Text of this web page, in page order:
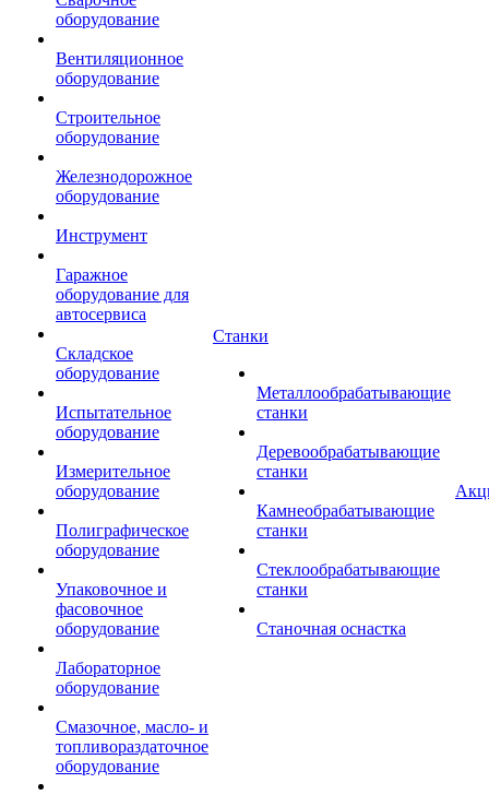
оборудование
Вентиляционное
оборудование
Строительное
оборудование
Железнодорожное
оборудование
Инструмент
Гаражное
оборудование для
автосервиса
Складское
оборудование
Испытательное
оборудование
Измерительное
оборудование
Полиграфическое
оборудование
Упаковочное и
фасовочное
оборудование
Лабораторное
оборудование
Смазочное, масло- и
топливораздаточное
оборудование
Станки
Металлообрабатывающие
станки
Деревообрабатывающие
станки
Камнеобрабатывающие
станки
Стеклообрабатывающие
станки
Станочная оснастка